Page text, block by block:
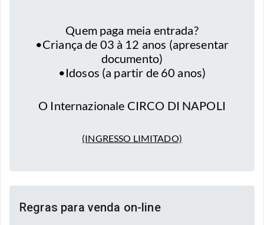
Quem paga meia entrada?
•Criança de 03 à 12 anos (apresentar
documento)
•Idosos (a partir de 60 anos)
O Internazionale CIRCO DI NAPOLI
(INGRESSO LIMITADO)
Regras para venda on-line